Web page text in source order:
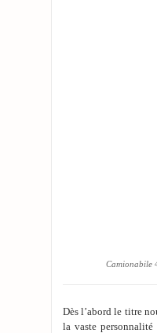
Camionabile
Dès l’abord le titre
la vaste personnalité